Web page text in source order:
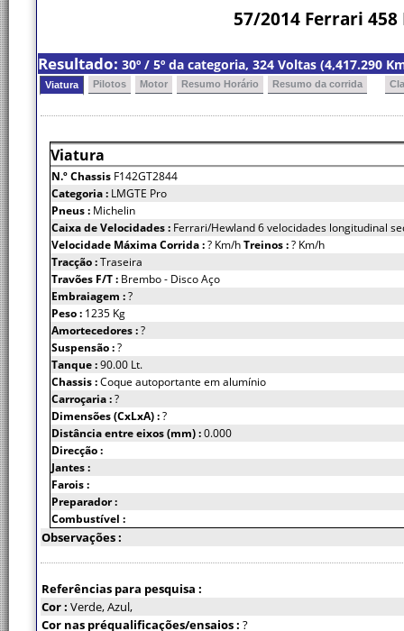
57/2014 Ferrari
Resultado: 30º / 5º da categoria, 324 Voltas (4,417.290
Viatura Pilotos Motor Resumo Horário Resumo da corrida
Viatura
N.º Chassis F142GT2844
Categoria : LMGTE Pro
Pneus : Michelin
Caixa de Velocidades : Ferrari/Hewland 6 velocidades longitudinal
Velocidade Máxima Corrida :? Km/hTreinos :? Km/h
Tracção :Traseira
Travões F/T : Brembo - Disco Aço
Embraiagem :?
Peso : 1235 Kg
Amortecedores :?
Suspensão :?
Tanque :90.00 Lt.
Chassis :Coque autoportante em alumínio
Carroçaria :?
Dimensões (CxLxA) :?
Distância entre eixos (mm) :0.000
Direcção :
Jantes :
Farois :
Preparador :
Combustível :
Observações :
Referências para pesquisa :
Cor : Verde, Azul,
Cor nas préqualificações/ensaios : ?